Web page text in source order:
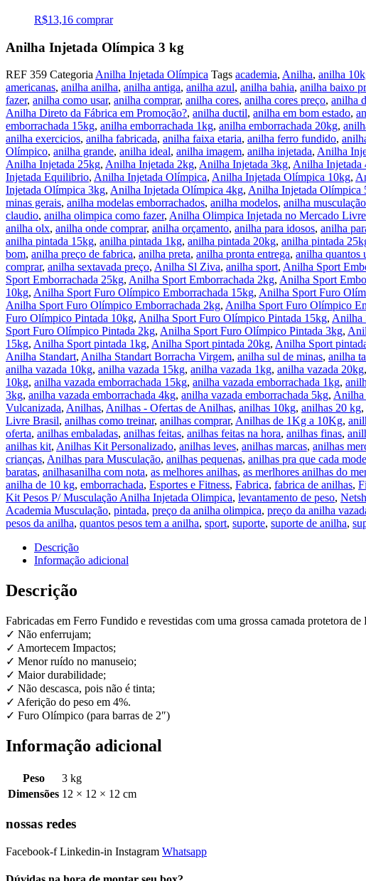
R$13,16 comprar
Anilha Injetada Olímpica 3 kg
REF 359 CategoriaAnilha Injetada Olímpica Tags academia, Anilha, anilha
americanas, anilha anilha, anilha antiga, anilha azul, anilha bahia, anilha baixo
fazer, anilha como usar, anilha comprar, anilha cores, anilha cores preço, anilha
Anilha Direto da Fábrica em Promoção?, anilha ductil, anilha em bom estado,
emborrachada 15kg, anilha emborrachada 1kg, anilha emborrachada 20kg,
anilha exercicios, anilha fabricada, anilha faixa etaria, anilha ferro fundido,
Olímpico, anilha grande, anilha ideal, anilha imagem, anilha injetada, Anilha
Anilha Injetada 25kg, Anilha Injetada 2kg, Anilha Injetada 3kg, Anilha Injetada
Injetada Equilibrio, Anilha Injetada Olímpica, Anilha Injetada Olímpica 10kg,
Injetada Olímpica 3kg, Anilha Injetada Olímpica 4kg, Anilha Injetada Olímpica
minas gerais, anilha modelas emborrachados, anilha modelos, anilha musculação
claudio, anilha olimpica como fazer, Anilha Olimpica Injetada no Mercado
anilha olx, anilha onde comprar, anilha orçamento, anilha para idosos, anilha
anilha pintada 15kg, anilha pintada 1kg, anilha pintada 20kg, anilha pintada
bom, anilha preço de fabrica, anilha preta, anilha pronta entrega, anilha quantos
comprar, anilha sextavada preço, Anilha Sl Ziva, anilha sport, Anilha Sport
Sport Emborrachada 25kg, Anilha Sport Emborrachada 2kg, Anilha Sport
10kg, Anilha Sport Furo Olímpico Emborrachada 15kg, Anilha Sport Furo
Anilha Sport Furo Olímpico Emborrachada 2kg, Anilha Sport Furo Olímpico
Furo Olímpico Pintada 10kg, Anilha Sport Furo Olímpico Pintada 15kg, Anilha
Sport Furo Olímpico Pintada 2kg, Anilha Sport Furo Olímpico Pintada 3kg,
15kg, Anilha Sport pintada 1kg, Anilha Sport pintada 20kg, Anilha Sport
Anilha Standart, Anilha Standart Borracha Virgem, anilha sul de minas, anilha
anilha vazada 10kg, anilha vazada 15kg, anilha vazada 1kg, anilha vazada 20kg,
10kg, anilha vazada emborrachada 15kg, anilha vazada emborrachada 1kg,
3kg, anilha vazada emborrachada 4kg, anilha vazada emborrachada 5kg, Anilha
Vulcanizada, Anilhas, Anilhas - Ofertas de Anilhas, anilhas 10kg, anilhas 20 kg,
Livre Brasil, anilhas como treinar, anilhas comprar, Anilhas de 1Kg a 10Kg,
oferta, anilhas embaladas, anilhas feitas, anilhas feitas na hora, anilhas finas,
anilhas kit, Anilhas Kit Personalizado, anilhas leves, anilhas marcas, anilhas
crianças, Anilhas para Musculação, anilhas pequenas, anilhas pra que cada
baratas, anilhasanilha com nota, as melhores anilhas, as merlhores anilhas do
anilha de 10 kg, emborrachada, Esportes e Fitness, Fabrica, fabrica de anilhas,
Kit Pesos P/ Musculação Anilha Injetada Olimpica, levantamento de peso,
Academia Musculação, pintada, preço da anilha olimpica, preço da anilha
pesos da anilha, quantos pesos tem a anilha, sport, suporte, suporte de anilha,
Descrição
Informação adicional
Descrição
Fabricadas em Ferro Fundido e revestidas com uma grossa camada protetora
✓ Não enferrujam;
✓ Amortecem Impactos;
✓ Menor ruído no manuseio;
✓ Maior durabilidade;
✓ Não descasca, pois não é tinta;
✓ Aferição do peso em 4%.
✓ Furo Olímpico (para barras de 2″)
Informação adicional
Peso
3 kg
Dimensões 12 × 12 × 12 cm
nossas redes
Facebook-f Linkedin-in Instagram Whatsapp